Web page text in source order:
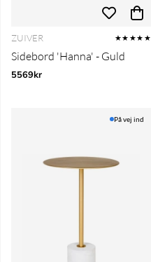
ZUIVER ★★★★★
Sidebord 'Hanna' - Guld
5569kr
På vej ind